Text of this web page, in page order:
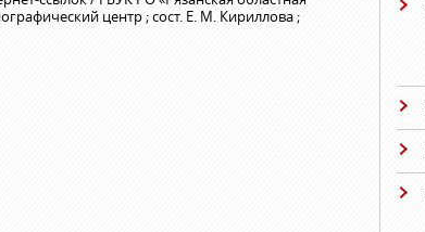
центр ; сост. Е. М. Кириллова ;